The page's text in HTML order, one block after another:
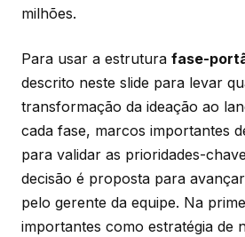
milhões.
Para usar a estrutura fase-
descrito neste slide para levar
transformação da ideação ao
cada fase, marcos importantes
para validar as prioridades-
decisão é proposta para
pelo gerente da equipe. Na
importantes como estratégia de